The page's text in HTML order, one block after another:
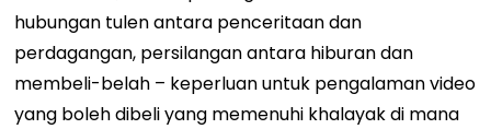
hubungan tulen antara penceritaan dan
perdagangan, persilangan antara hiburan dan
membeli-belah – keperluan untuk pengalaman video
yang boleh dibeli yang memenuhi khalayak di mana